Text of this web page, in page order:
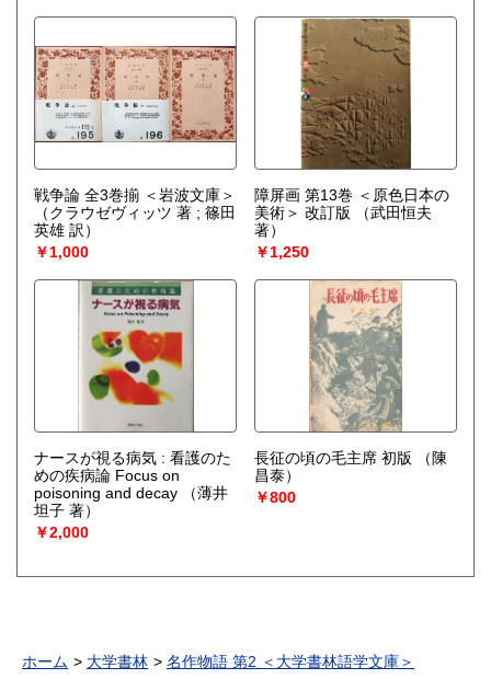
戦争論 全3巻揃 ＜岩波文庫＞
（クラウゼヴィッツ 著 ; 篠田
英雄 訳）
￥1,000
障屏画 第13巻 ＜原色日本の
美術＞ 改訂版
（武田恒夫
著）
￥1,250
ナースが視る病気 : 看護のた
めの疾病論 Focus on
poisoning and decay
（薄井
坦子 著）
￥2,000
長征の頃の毛主席 初版
（陳
昌泰）
￥800
ホーム 大学書林 名作物語 第2 ＜大学書林語学文庫＞